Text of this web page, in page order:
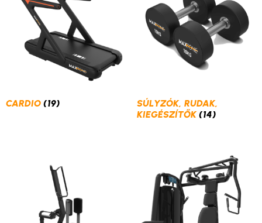
CARDIO (19)
SÚLYZÓK, RUDAK,
KIEGÉSZÍTŐK(14)